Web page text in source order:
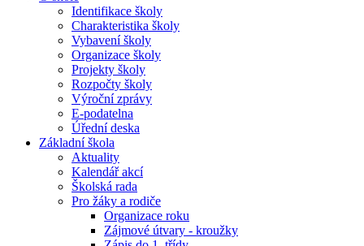
Identifikace školy
Charakteristika školy
Vybavení školy
Organizace školy
Projekty školy
Rozpočty školy
Výroční zprávy
E-podatelna
Úřední deska
Základní škola
Aktuality
Kalendář akcí
Školská rada
Pro žáky a rodiče
Organizace roku
Zájmové útvary - kroužky